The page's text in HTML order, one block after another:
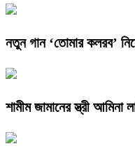
নতুন গান ‘তোমার কলরব’
শামীম জামানের স্ত্রী আমিনা